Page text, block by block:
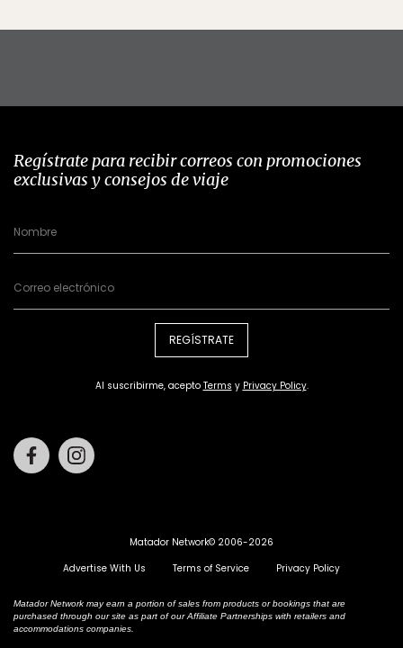
Regístrate para recibir correos con promociones
exclusivas y consejos de viaje
REGÍSTRATE
Al suscribirme, acepto Terms y Privacy Policy.
Facebook
Matador Network© 2006-2026
Advertise With Us
Terms of Service Privacy Policy
Matador Network may earn a portion of sales from products or bookings that are
purchased through our site as part of our Affiliate Partnerships with retailers and
accommodations companies.